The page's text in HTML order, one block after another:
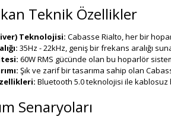
Teknik Özellikler
Teknolojisi: Cabasse Rialto, her bir
35Hz - 22kHz, geniş bir frekans aralığı
60W RMS gücünde olan bu hoparlör
Şık ve zarif bir tasarıma sahip olan
Bluetooth 5.0 teknolojisi ile kablosuz
Senaryoları